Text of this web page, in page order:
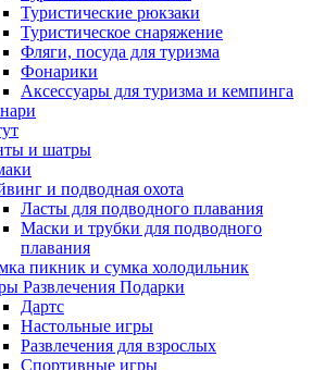
Туристические рюкзаки
Туристическое снаряжение
Фляги, посуда для туризма
Фонарики
Аксессуары для туризма и кемпинга
и шатры
и подводная охота
Ласты для подводного плавания
Маски и трубки для подводного
плавания
пикник и сумка холодильник
Развлечения Подарки
Дартс
Настольные игры
Развлечения для взрослых
Спортивные игры